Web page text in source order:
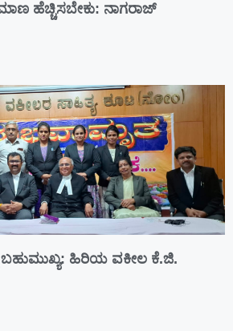
ಹೆಚ್ಚಿಸಬೇಕು: ನಾಗರಾಜ್
ಬಹುಮುಖ್ಯ: ಹಿರಿಯ ವಕೀಲ ಕೆ.ಜಿ.